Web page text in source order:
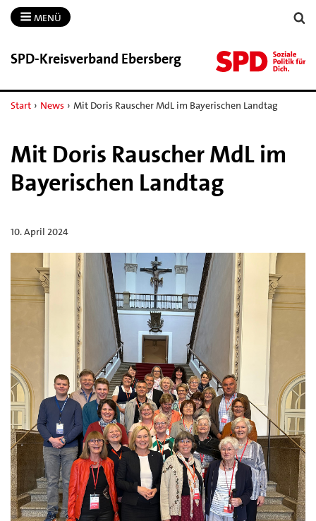
MENÜ
SPD-​Kreisverband Ebersberg
Start › News › Mit Doris Rauscher MdL im Bayerischen Landtag
Mit Doris Rauscher MdL im
Bayerischen Landtag
10. April 2024